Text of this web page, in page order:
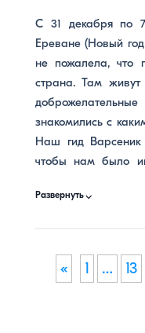
возможно,
группу с другими,
благодарность!)
С 31 декабря по
Ереване (Новый
не пожалела, что
страна. Там живут
знакомились с
Наш гид
чтобы нам было
следует отметить
почувствовать
атмосферно!
Желаю фирме
Развернуть⌵
« 1 … 13